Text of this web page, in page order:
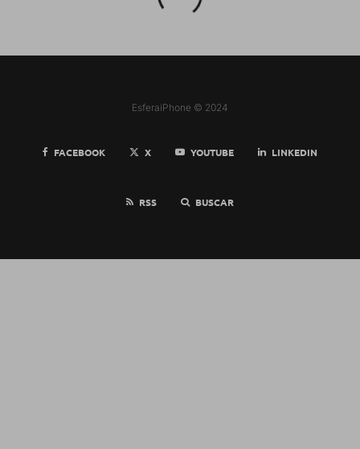
EsferaiPhone © 2024
FACEBOOK X YOUTUBE LINKEDIN
RSS BUSCAR